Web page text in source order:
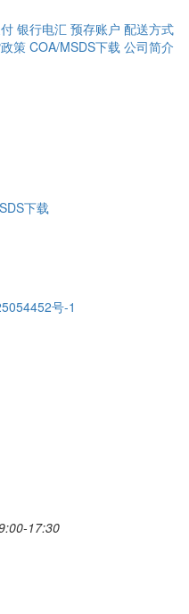
银行电汇 预存账户 配送方式
策 COA/MSDS下载 公司简介
下载
号-1
17:30